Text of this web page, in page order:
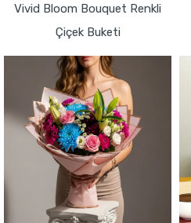
Vivid Bloom Bouquet Renkli
Çiçek Buketi